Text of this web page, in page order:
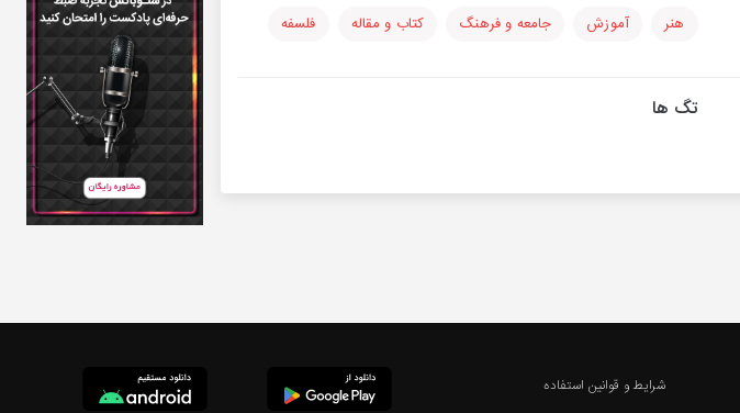
هنر آموزش جامعه و فرهنگ کتاب و مقاله فلسفه
تگ ها
شرایط و قوانین استفاده